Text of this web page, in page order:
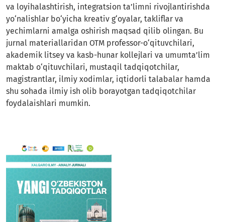
va loyihalashtirish, integratsion ta’limni rivojlantirishda
yo‘nalishlar bo‘yicha kreativ g‘oyalar, takliflar va
yechimlarni amalga oshirish maqsad qilib olingan. Bu
jurnal materiallaridan OTM professor-o‘qituvchilari,
akademik litsey va kasb-hunar kollejlari va umumta’lim
maktab o‘qituvchilari, mustaqil tadqiqotchilar,
magistrantlar, ilmiy xodimlar, iqtidorli talabalar hamda
shu sohada ilmiy ish olib borayotgan tadqiqotchilar
foydalaishlari mumkin.